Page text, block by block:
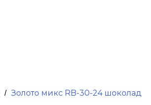
/ Золото микс RB-30-24 шоколад